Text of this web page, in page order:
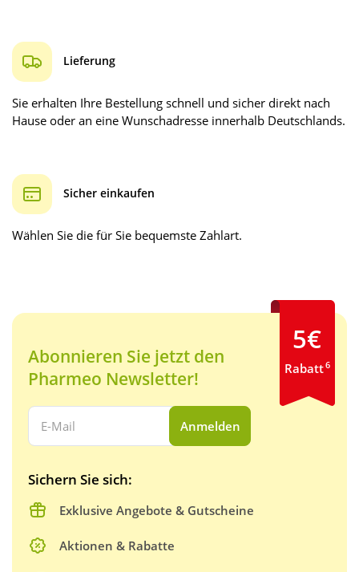
Lieferung
Sie erhalten Ihre Bestellung schnell und sicher direkt nach
Hause oder an eine Wunschadresse innerhalb Deutschlands.
Sicher einkaufen
Wählen Sie die für Sie bequemste Zahlart.
Abonnieren Sie jetzt den
Pharmeo Newsletter!
Ihre E-Mail Adresse:
Anmelden
Sichern Sie sich:
Exklusive Angebote & Gutscheine
Aktionen & Rabatte
5€
Rabatt6